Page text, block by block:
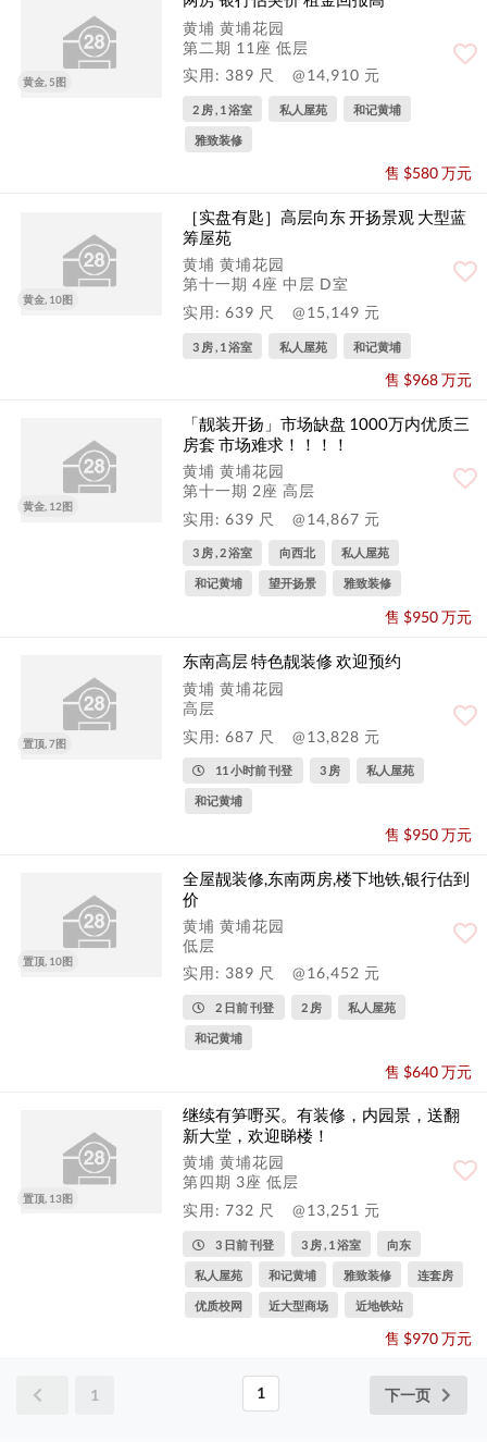
黄金, 5图
黄埔 黄埔花园
第二期 11座 低层
实用: 389 尺
@14,910 元
2 房 , 1 浴室 私人屋苑 和记黄埔
雅致装修
售 $580 万元
黄金, 10图
［实盘有匙］高层向东 开扬景观 大型蓝
筹屋苑
黄埔 黄埔花园
第十一期 4座 中层 D室
实用: 639 尺
@15,149 元
3 房 , 1 浴室 私人屋苑 和记黄埔
售 $968 万元
黄金, 12图
「靓装开扬」市场缺盘 1000万内优质三
房套 市场难求！！！！
黄埔 黄埔花园
第十一期 2座 高层
实用: 639 尺
@14,867 元
3 房 , 2 浴室 向西北 私人屋苑
和记黄埔 望开扬景 雅致装修
售 $950 万元
置顶, 7图
东南高层 特色靓装修 欢迎预约
黄埔 黄埔花园
高层
实用: 687 尺
@13,828 元
11 小时前 刊登 3 房 私人屋苑
和记黄埔
售 $950 万元
置顶, 10图
全屋靓装修,东南两房,楼下地铁,银行估到
价
黄埔 黄埔花园
低层
实用: 389 尺
@16,452 元
2 日前 刊登 2 房 私人屋苑
和记黄埔
售 $640 万元
置顶, 13图
继续有笋嘢买。有装修，内园景，送翻
新大堂，欢迎睇楼！
黄埔 黄埔花园
第四期 3座 低层
实用: 732 尺
@13,251 元
3 日前 刊登 3 房 , 1 浴室 向东
私人屋苑 和记黄埔 雅致装修 连套房
优质校网 近大型商场 近地铁站
售 $970 万元
1 1 下一页